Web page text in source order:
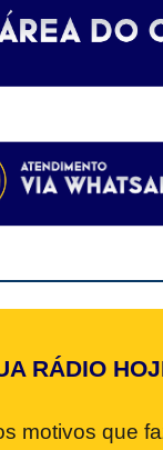
RÁDIO
motivos que